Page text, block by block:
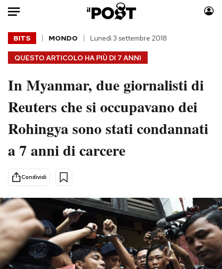
Auto
HOME
Italia
Mondo
Politica
Tecnologia
Internet
Scienza
Cultura
Economia
Sport
Moda
Consumismi
Storie/Idee
Mondiali calcio 2026
PODCAST
QUESTO ARTICOLO HA PIÙ DI 7 ANNI
BITS MONDO Lunedì 3 settembre 2018
In Myanmar, due giornalisti di
Reuters che si occupavano dei
Rohingya sono stati condannati
a 7 anni di carcere
Condividi